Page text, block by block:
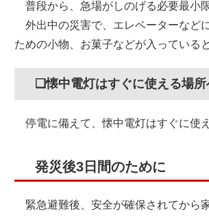
普段から、急場がしのげる必要最小
外出中の災害で、エレベーターなど
ための小物、お菓子などが入っている
❏懐中電灯はすぐに使える場所
停電に備えて、懐中電灯はすぐに使
発災後3日間のために
緊急避難後、安全が確保されてから